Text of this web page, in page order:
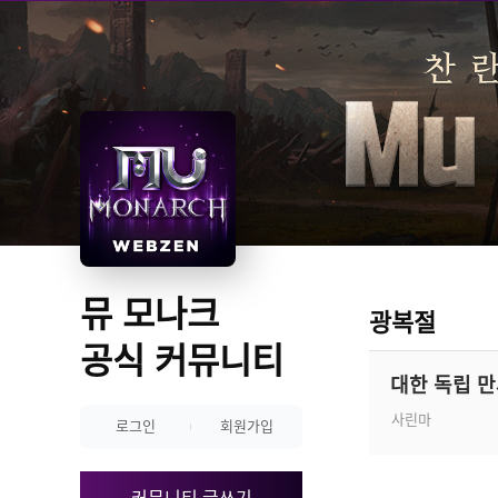
뮤 모나크
공식 커뮤니티
로그인 회원가입
광복절
대한 독립
사린마